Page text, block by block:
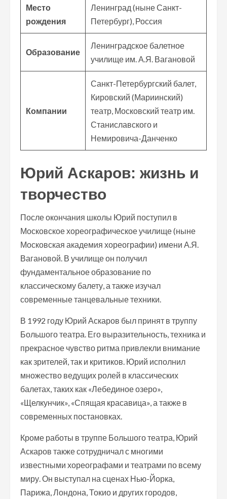
Место
рождения
Ленинград (ныне Санкт-
Петербург), Россия
Образование
Ленинградское балетное
училище им. А.Я. Вагановой
Компании
Санкт-Петербургский балет,
Кировский (Мариинский)
театр, Московский театр им.
Станиславского и
Немировича-Данченко
Юрий Аскаров: жизнь и
творчество
После окончания школы Юрий поступил в
Московское хореографическое училище (ныне
Московская академия хореографии) имени А.Я.
Вагановой. В училище он получил
фундаментальное образование по
классическому балету, а также изучал
современные танцевальные техники.
В 1992 году Юрий Аскаров был принят в труппу
Большого театра. Его выразительность, техника и
прекрасное чувство ритма привлекли внимание
как зрителей, так и критиков. Юрий исполнил
множество ведущих ролей в классических
балетах, таких как «Лебединое озеро»,
«Щелкунчик», «Спящая красавица», а также в
современных постановках.
Кроме работы в труппе Большого театра, Юрий
Аскаров также сотрудничал с многими
известными хореографами и театрами по всему
миру. Он выступал на сценах Нью-Йорка,
Парижа, Лондона, Токио и других городов,